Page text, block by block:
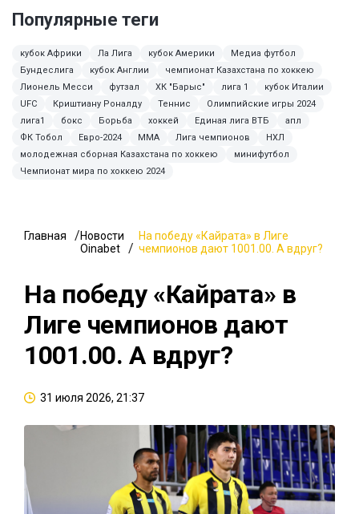
Популярные теги
кубок Африки Ла Лига кубок Америки
Медиа футбол
Бундеслига
кубок Англии
чемпионат Казахстана по хоккею
Лионель Месси
футзал ХК "Барыс" лига 1
кубок Италии
UFC
Криштиану Роналду Теннис
Олимпийские игры 2024
лига1
бокс Борьба хоккей Единая лига ВТБ
апл
ФК Тобол
Евро-2024 MMA Лига чемпионов
НХЛ
молодежная сборная Казахстана по хоккею
минифутбол
Чемпионат мира по хоккею 2024
Главная
Новости
Oinabet
На победу «Кайрата» в Лиге
чемпионов дают 1001.00. А вдруг?
На победу «Кайрата» в
Лиге чемпионов дают
1001.00. А вдруг?
31 июля 2026, 21:37